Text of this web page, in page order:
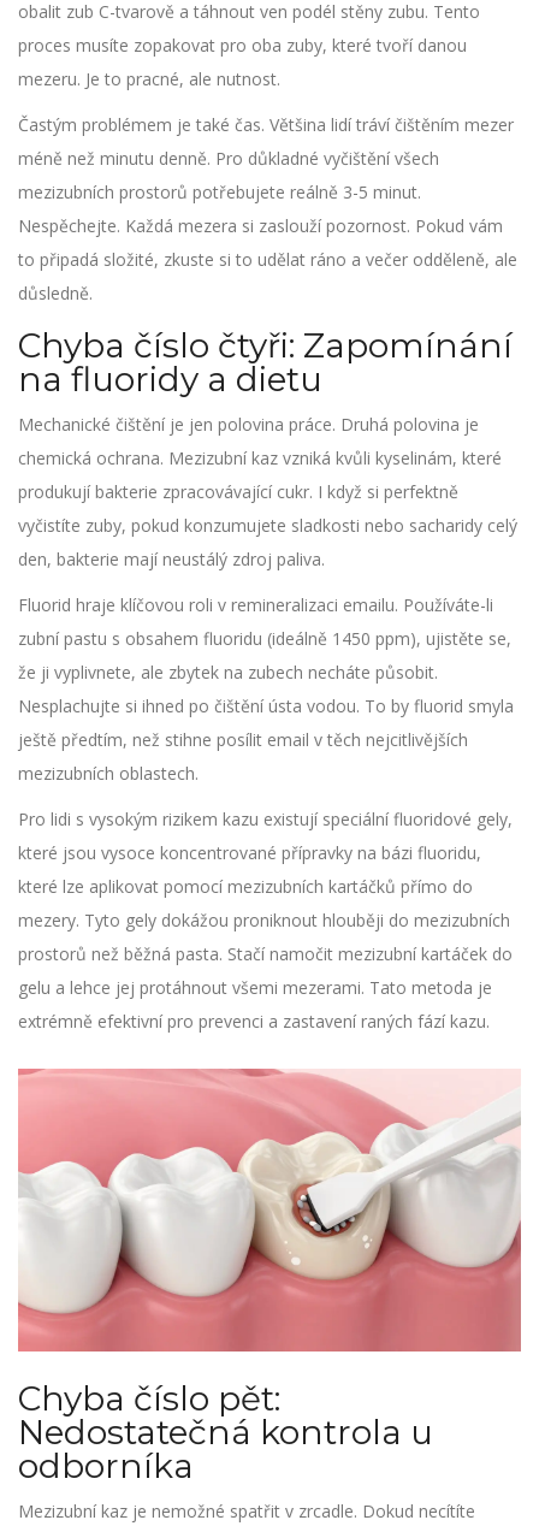
obalit zub C-tvarově a táhnout ven podél stěny zubu. Tento
proces musíte zopakovat pro oba zuby, které tvoří danou
mezeru. Je to pracné, ale nutnost.
Častým problémem je také čas. Většina lidí tráví čištěním mezer
méně než minutu denně. Pro důkladné vyčištění všech
mezizubních prostorů potřebujete reálně 3-5 minut.
Nespěchejte. Každá mezera si zaslouží pozornost. Pokud vám
to připadá složité, zkuste si to udělat ráno a večer odděleně, ale
důsledně.
Chyba číslo čtyři: Zapomínání
na fluoridy a dietu
Mechanické čištění je jen polovina práce. Druhá polovina je
chemická ochrana. Mezizubní kaz vzniká kvůli kyselinám, které
produkují bakterie zpracovávající cukr. I když si perfektně
vyčistíte zuby, pokud konzumujete sladkosti nebo sacharidy celý
den, bakterie mají neustálý zdroj paliva.
Fluorid hraje klíčovou roli v remineralizaci emailu. Používáte-li
zubní pastu s obsahem fluoridu (ideálně 1450 ppm), ujistěte se,
že ji vyplivnete, ale zbytek na zubech necháte působit.
Nesplachujte si ihned po čištění ústa vodou. To by fluorid smyla
ještě předtím, než stihne posílit email v těch nejcitlivějších
mezizubních oblastech.
Pro lidi s vysokým rizikem kazu existují speciální fluoridové gely,
které jsou vysoce koncentrované přípravky na bázi fluoridu,
které lze aplikovat pomocí mezizubních kartáčků přímo do
mezery. Tyto gely dokážou proniknout hlouběji do mezizubních
prostorů než běžná pasta. Stačí namočit mezizubní kartáček do
gelu a lehce jej protáhnout všemi mezerami. Tato metoda je
extrémně efektivní pro prevenci a zastavení raných fází kazu.
Chyba číslo pět:
Nedostatečná kontrola u
odborníka
Mezizubní kaz je nemožné spatřit v zrcadle. Dokud necítíte